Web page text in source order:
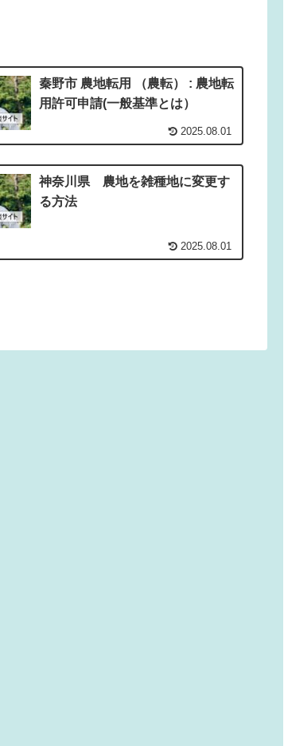
秦野市 農地転用 （農転） : 農地転
用許可申請(一般基準とは）
2025.08.01
神奈川県 農地を雑種地に変更す
る方法
2025.08.01